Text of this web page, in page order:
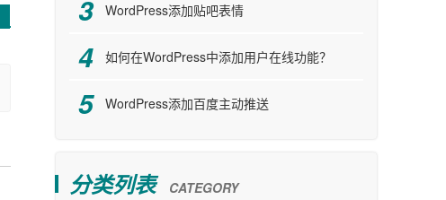
WordPress添加贴吧表情
如何在WordPress中添加用户在线功能？
WordPress添加百度主动推送
分类列表 CATEGORY